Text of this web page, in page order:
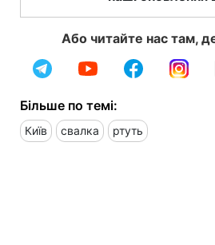
Або читайте нас там,
Більше по темі:
Київ свалка ртуть